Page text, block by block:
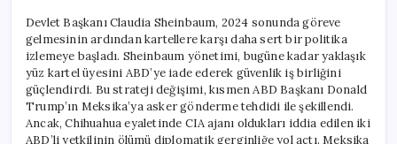
Devlet Başkanı Claudia Sheinbaum, 2024 sonunda göreve
gelmesinin ardından kartellere karşı daha sert bir politika
izlemeye başladı. Sheinbaum yönetimi, bugüne kadar yaklaşık
yüz kartel üyesini ABD’ye iade ederek güvenlik iş birliğini
güçlendirdi. Bu strateji değişimi, kısmen ABD Başkanı Donald
Trump’ın Meksika’ya asker gönderme tehdidi ile şekillendi.
Ancak, Chihuahua eyaletinde CIA ajanı oldukları iddia edilen iki
ABD’li yetkilinin ölümü diplomatik gerginliğe yol açtı. Meksika